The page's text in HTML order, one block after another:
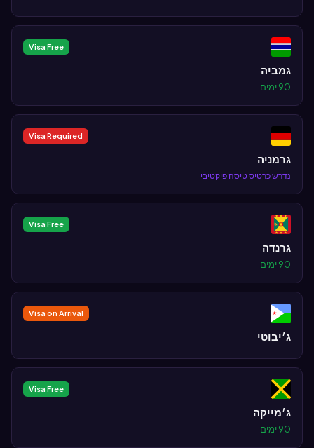
Visa Free
גמביה
90 ימים
Visa Required
גרמניה
נדרש כרטיס טיסה פיקטיבי
Visa Free
גרנדה
90 ימים
Visa on Arrival
ג׳יבוטי
Visa Free
ג׳מייקה
90 ימים